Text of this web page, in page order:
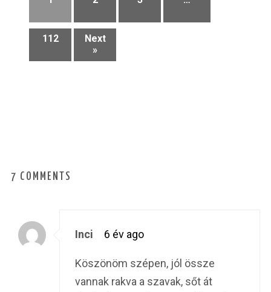
112
Next
»
7 COMMENTS
Inci 6 év ago
Köszönöm szépen, jól össze
vannak rakva a szavak, sőt át